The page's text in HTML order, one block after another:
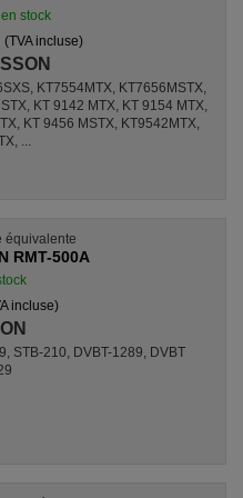
stock
(TVA incluse)
KT7554MTX, KT7656MSTX,
KT 9142 MTX, KT 9154 MTX,
KT 9456 MSTX, KT9542MTX,
...
équivalente
RMT-500A
incluse)
STB-210, DVBT-1289, DVBT